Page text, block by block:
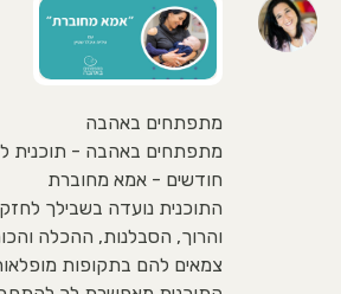
מתפתחים באהבה
חודשים - אמא מחוברת
התוכנית נועדה בשבילך
והרוך, הסבלנות, ההכלה
צמאים להם בתקופות מופלאות